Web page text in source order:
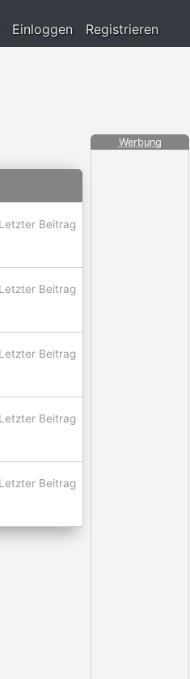
Einloggen Registrieren
Werbung